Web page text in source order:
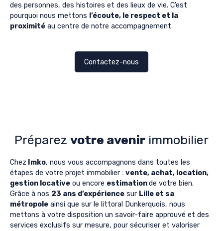
des personnes, des histoires et des lieux de vie. C’est
pourquoi nous mettons l’écoute, le respect et la
proximité au centre de notre accompagnement.
Contactez-nous
Préparez votre avenir immobilier
Chez Imko, nous vous accompagnons dans toutes les
étapes de votre projet immobilier : vente, achat, location,
gestion locative ou encore estimationde votre bien.
Grâce à nos 23 ans d’expérience sur Lille et sa
métropole ainsi que sur le littoral Dunkerquois, nous
mettons à votre disposition un savoir-faire approuvé et des
services exclusifs sur mesure, pour sécuriser et valoriser